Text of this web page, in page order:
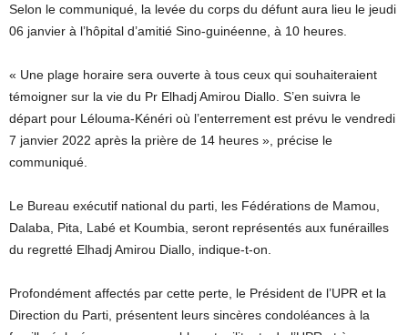
Selon le communiqué, la levée du corps du défunt aura lieu le jeudi
06 janvier à l’hôpital d’amitié Sino-guinéenne, à 10 heures.
« Une plage horaire sera ouverte à tous ceux qui souhaiteraient
témoigner sur la vie du Pr Elhadj Amirou Diallo. S’en suivra le
départ pour Lélouma-Kénéri où l’enterrement est prévu le vendredi
7 janvier 2022 après la prière de 14 heures », précise le
communiqué.
Le Bureau exécutif national du parti, les Fédérations de Mamou,
Dalaba, Pita, Labé et Koumbia, seront représentés aux funérailles
du regretté Elhadj Amirou Diallo, indique-t-on.
Profondément affectés par cette perte, le Président de l’UPR et la
Direction du Parti, présentent leurs sincères condoléances à la